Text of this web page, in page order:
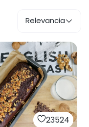
Relevancia
23524